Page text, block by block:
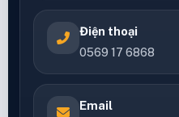
Điện thoại
0569 17 6868
Email